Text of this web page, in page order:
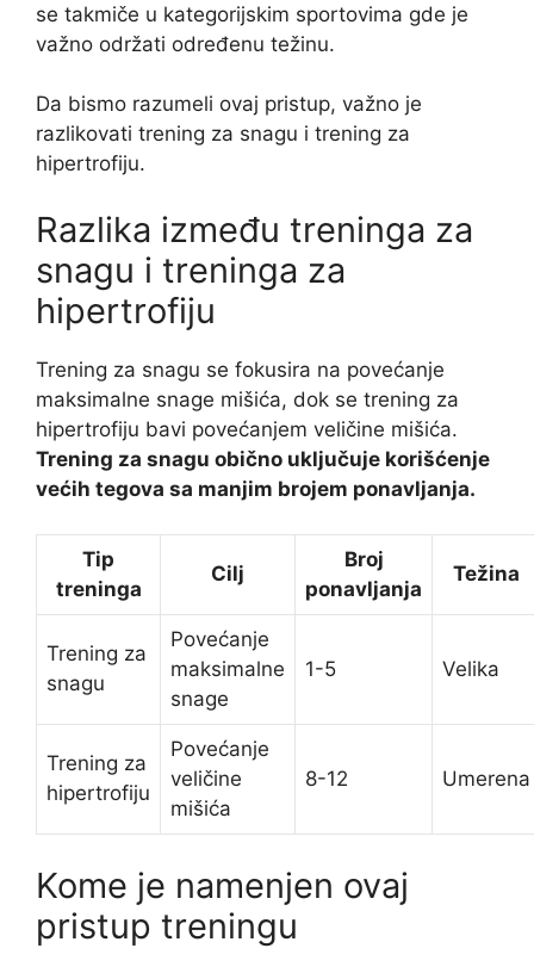
se takmiče u kategorijskim sportovima gde je
važno održati određenu težinu.
Da bismo razumeli ovaj pristup, važno je
razlikovati trening za snagu i trening za
hipertrofiju.
Razlika između treninga za
snagu i treninga za
hipertrofiju
Trening za snagu se fokusira na povećanje
maksimalne snage mišića, dok se trening za
hipertrofiju bavi povećanjem veličine mišića.
Trening za snagu obično uključuje korišćenje
većih tegova sa manjim brojem ponavljanja.
Tip
treninga
Cilj
Broj
ponavljanja
Težina
Trening za
snagu
Povećanje
maksimalne
snage
1-5 Velika
Trening za
hipertrofiju
Povećanje
veličine
mišića
8-12 Umerena
Kome je namenjen ovaj
pristup treningu